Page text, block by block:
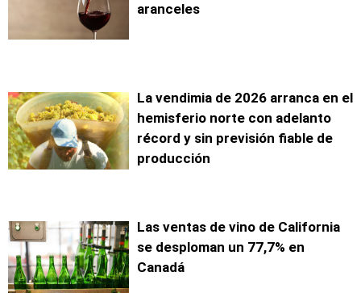
aranceles
La vendimia de 2026 arranca en el
hemisferio norte con adelanto
récord y sin previsión fiable de
producción
Las ventas de vino de California
se desploman un 77,7% en
Canadá